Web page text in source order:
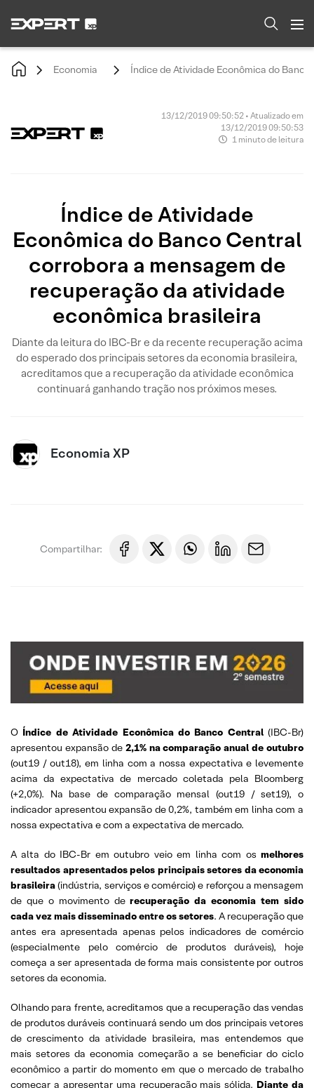
Economia Índice de Atividade Econômica do
13/12/2019 09:50:52 • Atualizado em
13/12/2019 09:50:53
1 minuto de leitura
Índice de Atividade
Econômica do Banco Central
corrobora a mensagem de
recuperação da atividade
econômica brasileira
Diante da leitura do IBC-Br e da recente recuperação acima
do esperado dos principais setores da economia brasileira,
acreditamos que a recuperação da atividade econômica
continuará ganhando tração nos próximos meses.
Economia XP
Compartilhar:
O Índice de Atividade Econômica do Banco Central(IBC-Br)
apresentou expansão de 2,1% na comparação anual de outubro
(out19 / out18), em linha com a nossa expectativa e levemente
acima da expectativa de mercado coletada pela Bloomberg
(+2,0%). Na base de comparação mensal (out19 / set19), o
indicador apresentou expansão de 0,2%, também em linha com a
nossa expectativa e com a expectativa de mercado.
A alta do IBC-Br em outubro veio em linha com os melhores
resultados apresentados pelos principais setores da economia
brasileira(indústria, serviços e comércio) e reforçou a mensagem
de que o movimento derecuperação da economia tem sido
cada vez mais disseminado entre os setores. A recuperação que
antes era apresentada apenas pelos indicadores de comércio
(especialmente pelo comércio de produtos duráveis), hoje
começa a ser apresentada de forma mais consistente por outros
setores da economia.
Olhando para frente, acreditamos que a recuperação das vendas
de produtos duráveis continuará sendo um dos principais vetores
de crescimento da atividade brasileira, mas entendemos que
mais setores da economia começarão a se beneficiar do ciclo
econômico a partir do momento em que o mercado de trabalho
começar a apresentar uma recuperação mais sólida. Diante da